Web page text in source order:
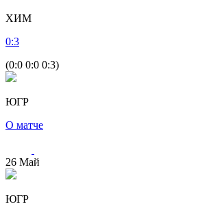
ХИМ
0:3
(0:0 0:0 0:3)
ЮГР
О матче
26 Май
ЮГР